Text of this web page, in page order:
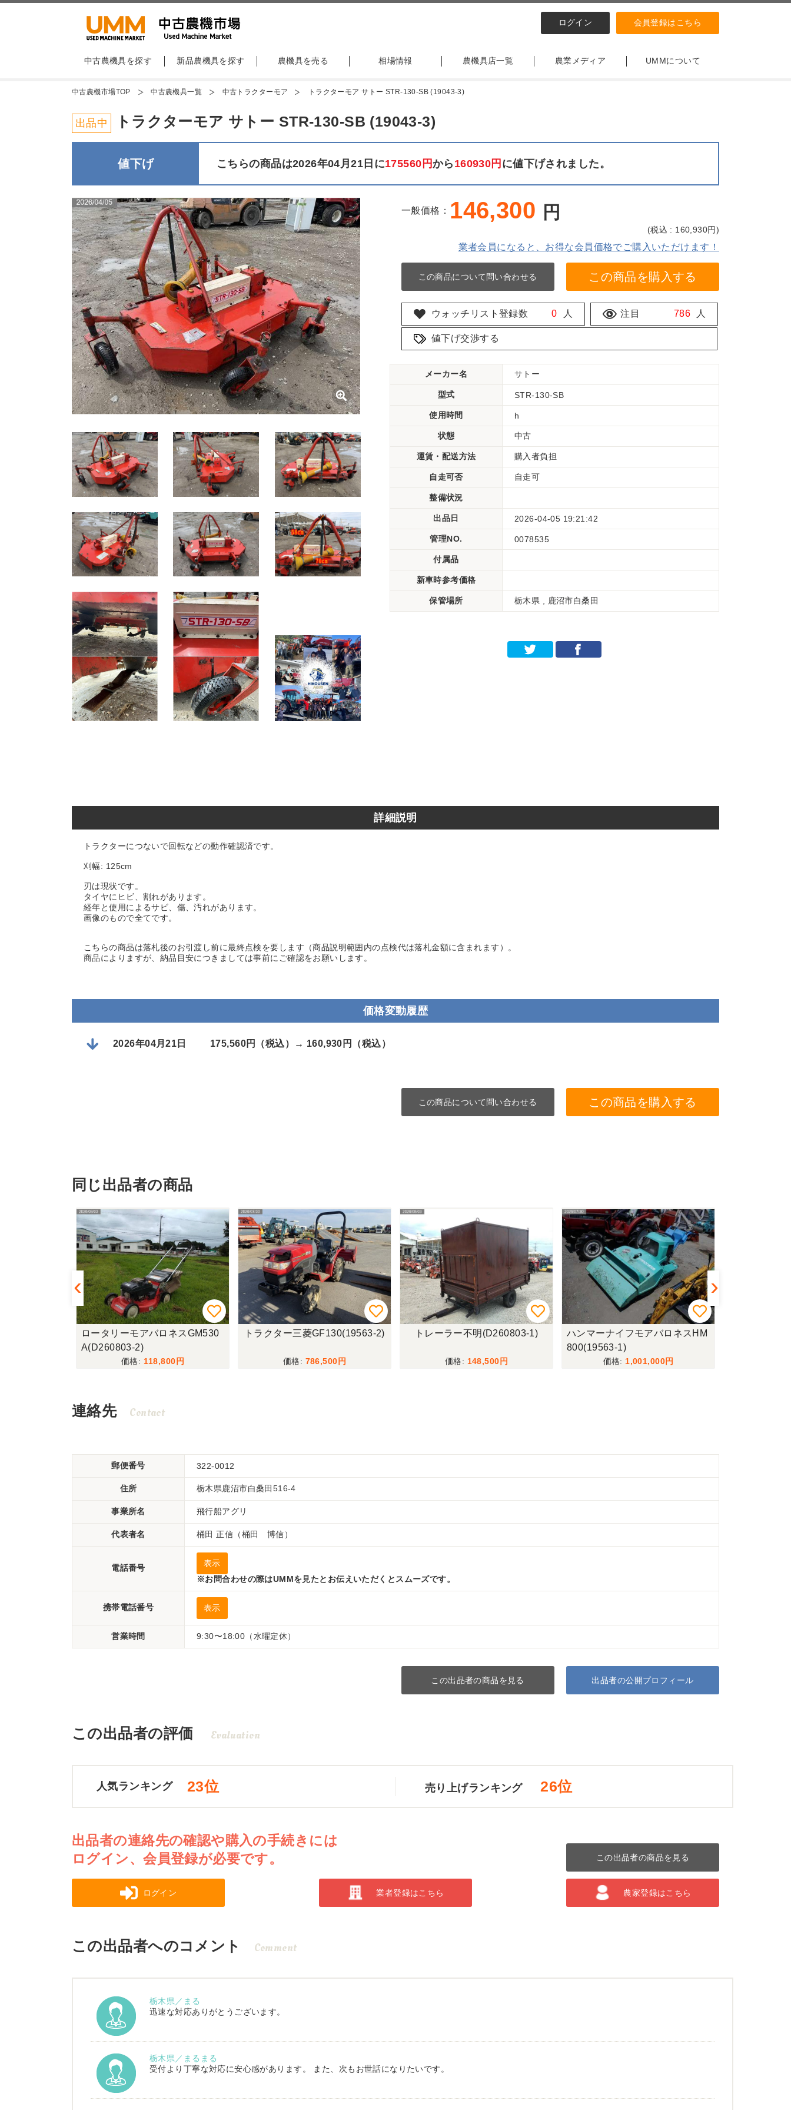
ログイン 会員登録はこちら
中古農機具を探す 新品農機具を探す 農機具を売る 相場情報 農機具店一覧 農業メディア UMMについて
中古農機市場TOP 中古農機具一覧 中古トラクターモア トラクターモア サトー STR-130-SB (19043-3)
出品中 トラクターモア サトー STR-130-SB (19043-3)
値下げ こちらの商品は2026年04月21日に175560円から 160930円 に値下げされました。
一般価格： 146,300 円
(税込 : 160,930円)
業者会員になると、お得な会員価格でご購入いただけます！
この商品について問い合わせる この商品を購入する
ウォッチリスト登録数 0 人 注目 786 人
値下げ交渉する
メーカー名 サトー
型式 STR-130-SB
使用時間 h
状態 中古
運賃・配送方法 購入者負担
自走可否 自走可
整備状況
出品日 2026-04-05 19:21:42
管理NO. 0078535
付属品
新車時参考価格
保管場所 栃木県 , 鹿沼市白桑田
詳細説明
トラクターにつないで回転などの動作確認済です。
刈幅: 125cm
刃は現状です。
タイヤにヒビ、割れがあります。
経年と使用によるサビ、傷、汚れがあります。
画像のもので全てです。
こちらの商品は落札後のお引渡し前に最終点検を要します（商品説明範囲内の点検代は落札金額に含まれます）。
商品によりますが、納品目安につきましては事前にご確認をお願いします。
価格変動履歴
2026年04月21日 175,560円（税込）→ 160,930円（税込）
この商品について問い合わせる この商品を購入する
同じ出品者の商品
ロータリーモアバロネスGM530
A(D260803-2)
118,800
トラクター三菱GF130(19563-2)
786,500
トレーラー不明(D260803-1)
148,500
ハンマーナイフモアバロネスHM
800(19563-1)
1,001,000
連絡先 Contact
郵便番号 322-0012
住所 栃木県鹿沼市白桑田516-4
事業所名 飛行船アグリ
代表者名 桶田 正信（桶田 博信）
電話番号
表示
※お問合わせの際はUMMを見たとお伝えいただくとスムーズです。
携帯電話番号 表示
営業時間 9:30〜18:00（水曜定休）
この出品者の商品を見る 出品者の公開プロフィール
この出品者の評価 Evaluation
人気ランキング 23位 売り上げランキング 26位
出品者の連絡先の確認や購入の手続きには
ログイン、会員登録が必要です。
この出品者の商品を見る
ログイン 業者登録はこちら 農家登録はこちら
この出品者へのコメント Comment
栃木県／まる
迅速な対応ありがとうございます。
栃木県／まるまる
受付より丁寧な対応に安心感があります。 また、次もお世話になりたいです。